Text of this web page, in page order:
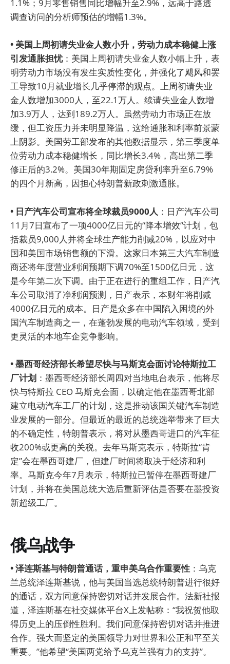
1.1%；9月零售销售同比增幅升至2.9%，远高于路透
调查访问的分析师预估的增幅1.3%。
• 美国上周初请失业金人数小升，劳动力成本稳健上涨
引发通胀担忧：美国上周初请失业金人数小幅上升，表
明劳动力市场没有发生实质性变化，并强化了飓风和罢
工导致10月就业增长几乎停滞的观点。上周初请失业
金人数增加3000人，至22.1万人。续请失业金人数增
加3.9万人，达到189.2万人。虽然劳动力市场正在放
缓，但工资压力并未明显降温，这给通胀和利率前景蒙
上阴影。美国劳工部发布的其他数据显示，第三季度单
位劳动力成本稳健增长，同比增长3.4%，高出第二季
修正后的3.2%。美国30年期固定房贷利率升至6.79%
的四个月新高，因担心特朗普新政刺激通胀。
• 日产汽车公司宣布将全球裁员9000人 ：日产汽车公司
11月7日宣布了一项4000亿日元的“降本增效”计划，包
括裁员9,000人并将全球生产能力削减20%，以应对中
国和美国市场销售额的下滑。这家日本第三大汽车制造
商还将年度营业利润预期下调70%至1500亿日元，这
是今年第二次下调。由于正在进行的重组工作，日产汽
车公司取消了净利润预测，日产表示，本财年将削减
4000亿日元的成本。日产是众多在中国陷入困境的外
国汽车制造商之一，在蓬勃发展的电动汽车领域，受到
更灵活的本地车企竞争影响。
• 墨西哥经济部长希望尽快与马斯克会面讨论特斯拉工
厂计划 ：墨西哥经济部长周四对当地电台表示，他将尽
快与特斯拉 CEO 马斯克会面，以确定他在墨西哥北部
建立电动汽车工厂的计划，这是推动该国关键汽车制造
业发展的一部分。但最近的最近的总统选举带来了巨大
的不确定性，特朗普表示，将对从墨西哥进口的汽车征
收200%或更高的关税。去年马斯克表示，特斯拉“肯
定”会在墨西哥建厂，但建厂时间将取决于经济和利
率。马斯克今年7月表示，特斯拉已暂停在墨西哥建厂
计划，并将在美国总统大选后重新评估是否要在墨投资
新超级工厂。
俄乌战争
• 泽连斯基与特朗普通话，重申美乌合作重要性 ：乌克
兰总统泽连斯基说，他与美国当选总统特朗普进行很好
的通话，双方同意保持密切对话并发展合作。法新社报
道，泽连斯基在社交媒体平台X上发帖称：“我祝贺他取
得历史上的压倒性胜利。我们同意保持密切对话并推进
合作。强大而坚定的美国领导力对世界和公正和平至关
重要。”他希望“美国两党给予乌克兰强有力的支持”。